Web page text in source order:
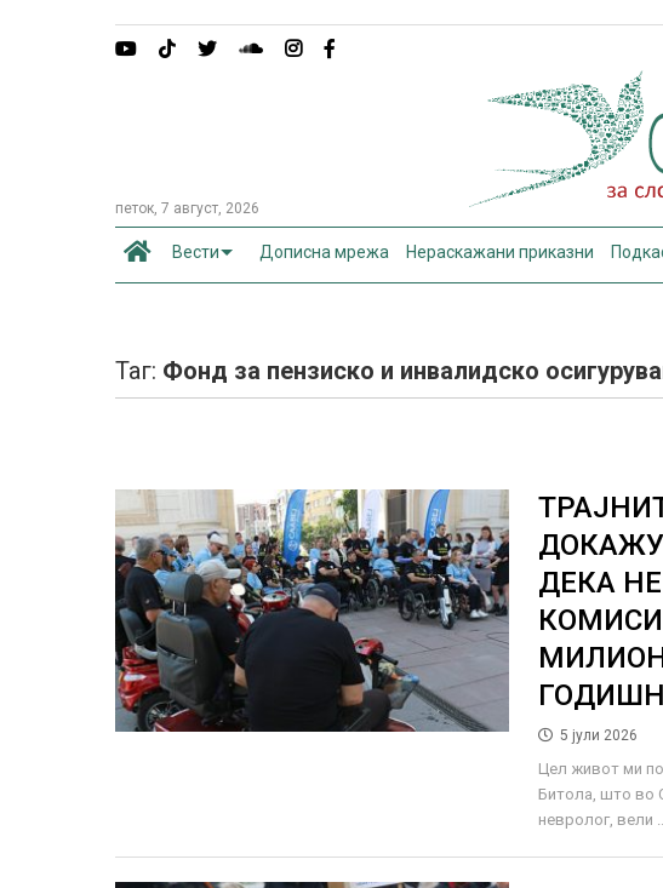
петок, 7 август, 2026
Вести Дописна мрежа Нераскажани приказни
Таг: Фонд за пензиско и инвалидско
ДЕКА
5 јули 2026
Цел живот ми
Битола, што во
невролог, вели